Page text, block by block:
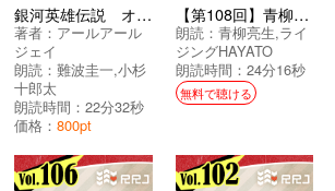
銀河英雄伝説 オリジナルドラマ ローゼンリッター日報
著者： アールアール
ジェイ
朗読：難波圭一,小杉
十郎太
朗読時間：22分32秒
価格：800pt
【第108回】青柳亮生とライジングHAYATOのRock’N’Roll Journey
朗読： 青柳亮生,ライ
ジングHAYATO
朗読時間：24分16秒
無料で聴ける